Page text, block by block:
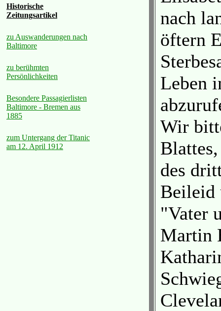
Historische
Zeitungsartikel
zu Auswanderungen nach
Baltimore
zu berühmten
Persönlichkeiten
Besondere Passagierlisten
Baltimore - Bremen aus
1885
zum Untergang der Titanic
am 12. April 1912
nach
öftern
Leben
Wir
des
Beileid
"Vater
Martin